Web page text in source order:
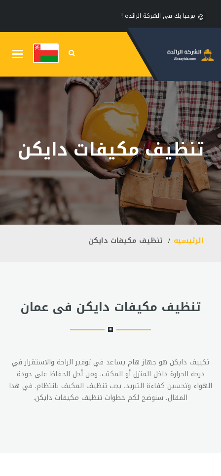
مرحبا بك فى الشركة الرائدة !
تنظيف مكيفات دايكن
الرئيسيه تنظيف مكيفات دايكن
تنظيف مكيفات دايكن فى عمان
تكييف دايكن هو جهاز هام يساعد في توفير الراحة والاستقرار في
درجة الحرارة داخل المنزل أو المكتب. ومن أجل الحفاظ على جودة
الهواء وتحسين كفاءة التبريد، يجب تنظيف المكيف بانتظام. في هذا
المقال، سنوضح لكم خطوات تنظيف مكيفات دايكن.